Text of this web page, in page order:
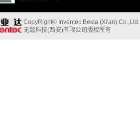
CopyRight© Inventec Besta (Xi'an)
无敌科技(西安)有限公司版权所有